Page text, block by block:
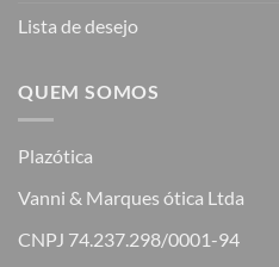
Lista de desejo
QUEM SOMOS
Plazótica
Vanni & Marques ótica Ltda
CNPJ 74.237.298/0001-94